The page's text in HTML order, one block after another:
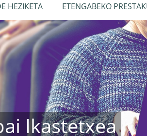
HEZIKETA ETENGABEKO
Ikastetxea